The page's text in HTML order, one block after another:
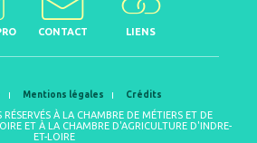
CONTACT LIENS
Mentions légales Crédits
À LA CHAMBRE DE MÉTIERS ET DE
ET À LA CHAMBRE D'AGRICULTURE D'INDRE-
ET-LOIRE